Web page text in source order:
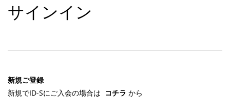
サインイン
新規ご登録
新規でID-Sにご入会の場合は コチラ から